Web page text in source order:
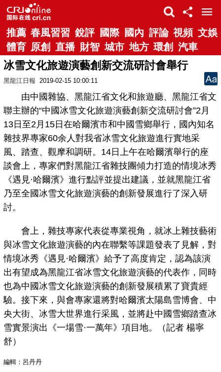
推薦 春風習習 銳評 國際 國內 評論 視頻 文娛
體育 原創 直播 財智 城市 地方 環創 汽車
冰雪文化旅遊演藝創新交流研討會舉行
黑龍江日報 2019-02-15 10:00:11
由中國雜協、黑龍江省文化和旅遊廳、黑龍江省文
聯主辦的“中國冰雪文化旅遊演藝創新交流研討會”2月
13日至2月15日在哈爾濱市和中國雪鄉舉行，國內知名
雜技界專家60余人對我省冰雪文化旅遊進行實地采
風、踏查、觀摩和調研。14日上午在哈爾濱舉行的座
談會上，專家們對黑龍江省雜技團傾力打造的情境冰秀
《遇見·哈爾濱》進行點評並提出建議，並就黑龍江省
乃至全國冰雪文化旅遊演藝的創新發展進行了深入研
討。
會上，雜技專家代表從專業視角，就冰上雜技藝術
與冰雪文化旅遊演藝的內在聯繫等課題發表了見解，對
情境冰秀《遇見·哈爾濱》給予了高度肯定，認為該演
出有望成為黑龍江省冰雪文化旅遊演藝的代表作，同時
也為中國冰雪文化旅遊演藝的創新發展積累了寶貴經
驗。接下來，與會專家還將對哈爾濱太陽島雪博會、中
央大街、冰雪大世界進行采風，並將赴中國雪鄉踏查冰
雪實景演出《一場雪·一萬年》項目地。（記者 楊寧
舒）
編輯：呂丹丹